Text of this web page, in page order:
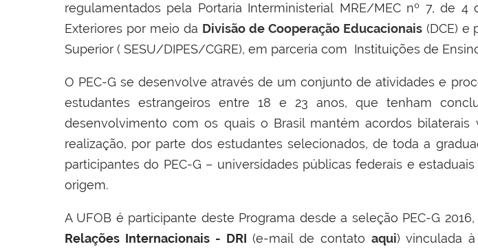
regulamentados pela Portaria Interministerial MRE/MEC nº 7, de
Exteriores por meio da Divisão de Cooperação Educacionais(DCE) e
Superior ( SESU/DIPES/CGRE), em parceria com Instituições de
O PEC-G se desenvolve através de um conjunto de atividades e
estudantes estrangeiros entre 18 e 23 anos, que tenham
desenvolvimento com os quais o Brasil mantém acordos
realização, por parte dos estudantes selecionados, de toda a
participantes do PEC-G – universidades públicas federais e
origem.
A UFOB é participante deste Programa desde a seleção PEC-G
Relações Internacionais - DRI (e-mail de contato aqui) vinculada